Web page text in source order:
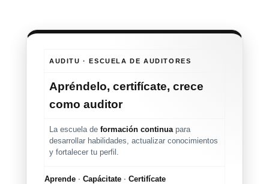
AUDITU · ESCUELA DE AUDITORES
Apréndelo, certifícate, crece
como auditor
La escuela de formación continua para
desarrollar habilidades, actualizar conocimientos
y fortalecer tu perfil.
Aprende · Capácitate · Certifícate